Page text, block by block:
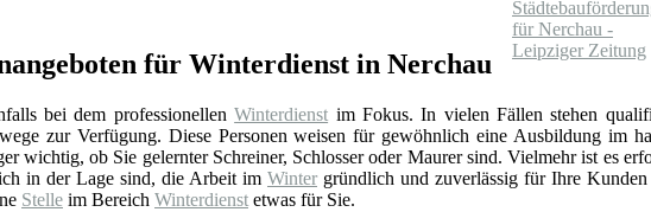
für Winterdienst in Nerchau
bei dem professionellenWinterdienst im Fokus. In vielen Fällen stehen
zur Verfügung. Diese Personen weisen für gewöhnlich eine Ausbildung im
wichtig, ob Sie gelernter Schreiner, Schlosser oder Maurer sind. Vielmehr ist es
in der Lage sind, die Arbeit im Winter gründlich und zuverlässig für Ihre
Stelle im Bereich Winterdienst etwas für Sie.